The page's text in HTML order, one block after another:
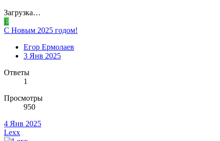
Загрузка…
Е
С Новым 2025 годом!
Егор Ермолаев
3 Янв 2025
Ответы
1
Просмотры
950
4 Янв 2025
Lexx